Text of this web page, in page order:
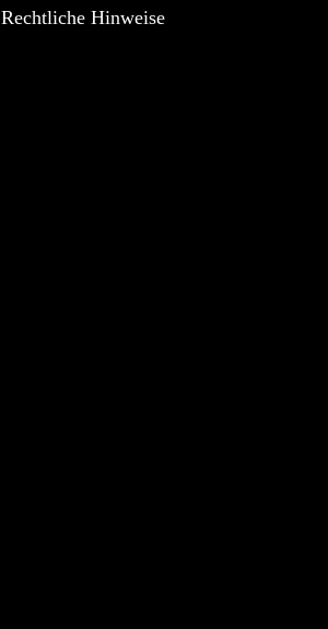
Rechtliche Hinweise